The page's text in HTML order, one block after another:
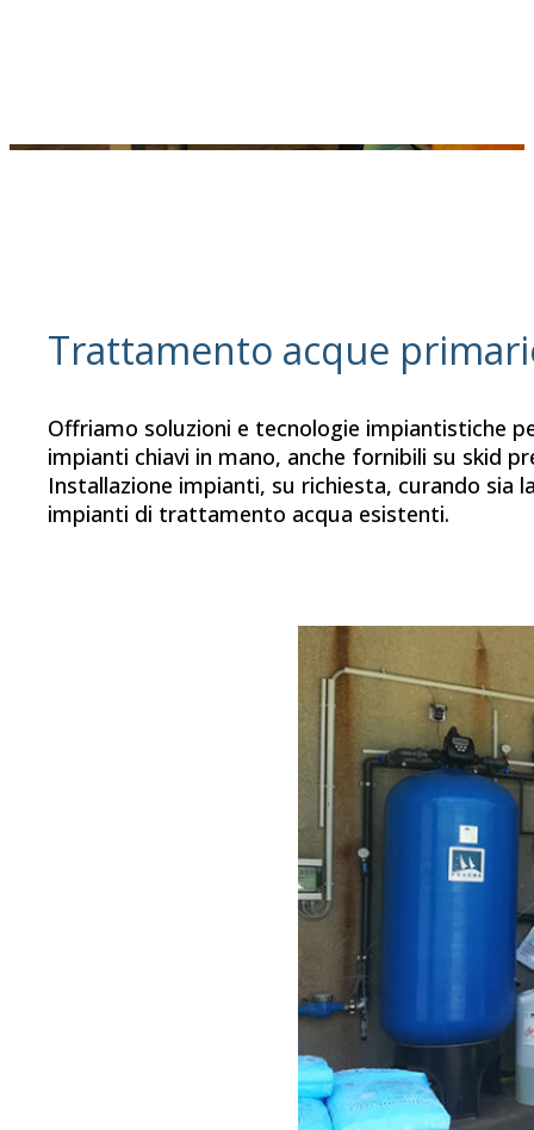
Trattamento acque
Offriamo soluzioni e tecnologie impiantistiche
impianti chiavi in mano, anche fornibili su skid
Installazione impianti, su richiesta, curando sia
impianti di trattamento acqua esistenti.